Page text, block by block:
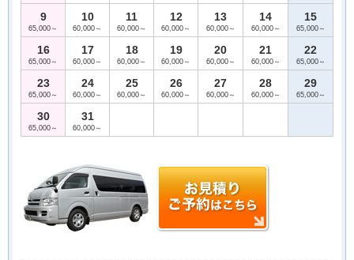
9
65,000～
10
60,000～
11
60,000～
12
60,000～
13
60,000～
14
60,000～
15
65,000～
16
65,000～
17
60,000～
18
60,000～
19
60,000～
20
60,000～
21
60,000～
22
65,000～
23
65,000～
24
60,000～
25
60,000～
26
60,000～
27
60,000～
28
60,000～
29
65,000～
30
65,000～
31
60,000～